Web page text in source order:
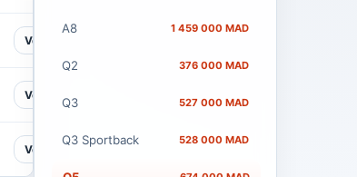
Voir
Voir
Voir
A8 1 459 000 MAD
Q2 376 000 MAD
Q3 527 000 MAD
Q3 Sportback 528 000 MAD